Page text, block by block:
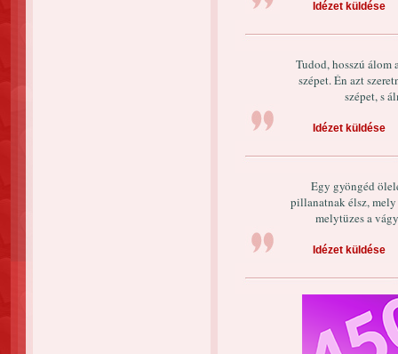
Idézet küldése
Tudod, hosszú
szépet. Én azt
szépet, s
Idézet küldése
Egy gyöngéd
pillanatnak élsz,
melytüzes a
Idézet küldése